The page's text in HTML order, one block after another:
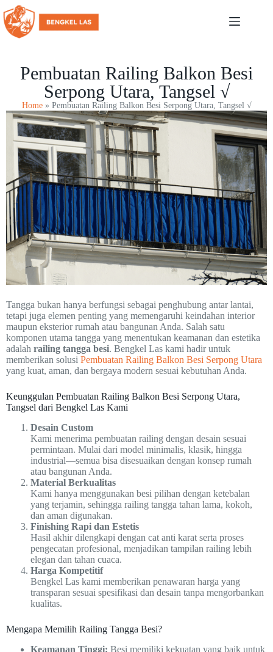
Pembuatan Railing Balkon Besi
Serpong Utara, Tangsel √
Home» Pembuatan Railing Balkon Besi Serpong Utara, Tangsel √
Tangga bukan hanya berfungsi sebagai penghubung antar lantai,
tetapi juga elemen penting yang memengaruhi keindahan interior
maupun eksterior rumah atau bangunan Anda. Salah satu
komponen utama tangga yang menentukan keamanan dan estetika
adalah railing tangga besi. Bengkel Las kami hadir untuk
memberikan solusi Pembuatan Railing Balkon Besi Serpong Utara
yang kuat, aman, dan bergaya modern sesuai kebutuhan Anda.
Keunggulan Pembuatan Railing Balkon Besi Serpong Utara,
Tangsel dari Bengkel Las Kami
Desain Custom
Kami menerima pembuatan railing dengan desain sesuai
permintaan. Mulai dari model minimalis, klasik, hingga
industrial—semua bisa disesuaikan dengan konsep rumah
atau bangunan Anda.
Material Berkualitas
Kami hanya menggunakan besi pilihan dengan ketebalan
yang terjamin, sehingga railing tangga tahan lama, kokoh,
dan aman digunakan.
Finishing Rapi dan Estetis
Hasil akhir dilengkapi dengan cat anti karat serta proses
pengecatan profesional, menjadikan tampilan railing lebih
elegan dan tahan cuaca.
Harga Kompetitif
Bengkel Las kami memberikan penawaran harga yang
transparan sesuai spesifikasi dan desain tanpa mengorbankan
kualitas.
Mengapa Memilih Railing Tangga Besi?
Keamanan Tinggi: Besi memiliki kekuatan yang baik untuk